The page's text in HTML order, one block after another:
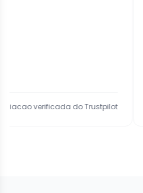
do Trustpilot